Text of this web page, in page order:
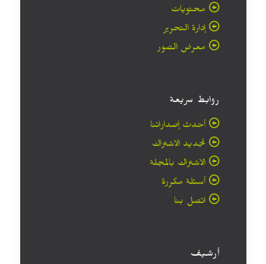
محتويات
إدارة التحرير
معرض الصور
روابط سريعة
أحدث إصداراتنا
تجديد الاشتراك
الاشتراك بالمجلة
أسئلة مكررة
اتصل بنا
أرشيف